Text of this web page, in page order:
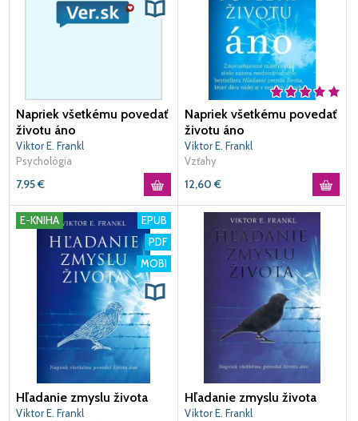
Napriek všetkému povedať
životu áno
Viktor E. Frankl
Psychológia
7,95€
Napriek všetkému povedať
životu áno
Viktor E. Frankl
Vzťahy
12,60 €
E-KNIHA
EPUB
PDF
MOBI
Hľadanie zmyslu života
Viktor E. Frankl
Hľadanie zmyslu života
Viktor E. Frankl